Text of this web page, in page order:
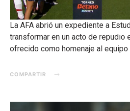
La AFA abrió un expediente a
transformar en un acto de repudio
ofrecido como homenaje al equipo
COMPARTIR